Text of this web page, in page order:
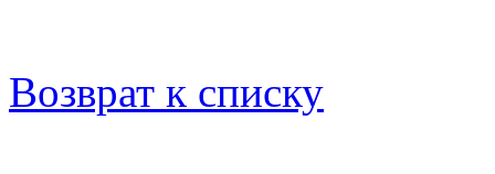
Возврат к списку